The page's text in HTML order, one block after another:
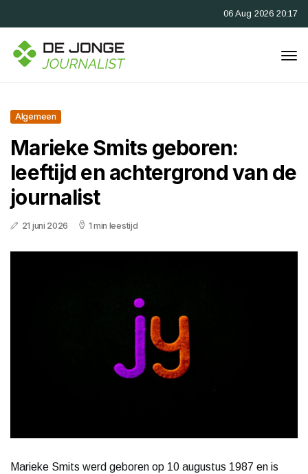
06 Aug 2026 20:17
Algemeen
Marieke Smits geboren:
leeftijd en achtergrond van de
journalist
21 juni 2026 1 min leestijd
Marieke Smits werd geboren op 10 augustus 1987 en is